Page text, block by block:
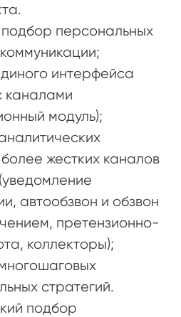
персональных
интерфейса
каналами
модуль);
жестких каналов
автообзвон и обзвон
претензионно-
коллекторы);
стратегий.
подбор